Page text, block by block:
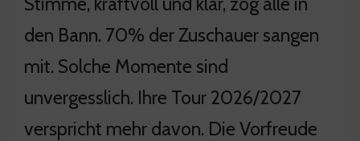
den Bann. 70% der Zuschauer sangen
mit. Solche Momente sind
unvergesslich. Ihre Tour 2026/2027
verspricht mehr davon. Die Vorfreude